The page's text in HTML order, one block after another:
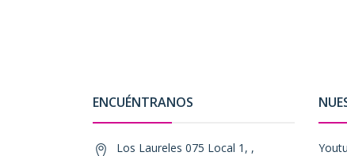
ENCUÉNTRANOS
Los Laureles 075 Local 1, ,